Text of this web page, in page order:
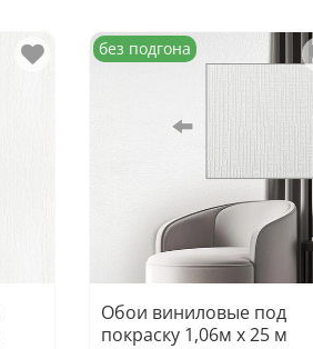
без подгона
Обои виниловые под
покраску 1,06м х 25 м